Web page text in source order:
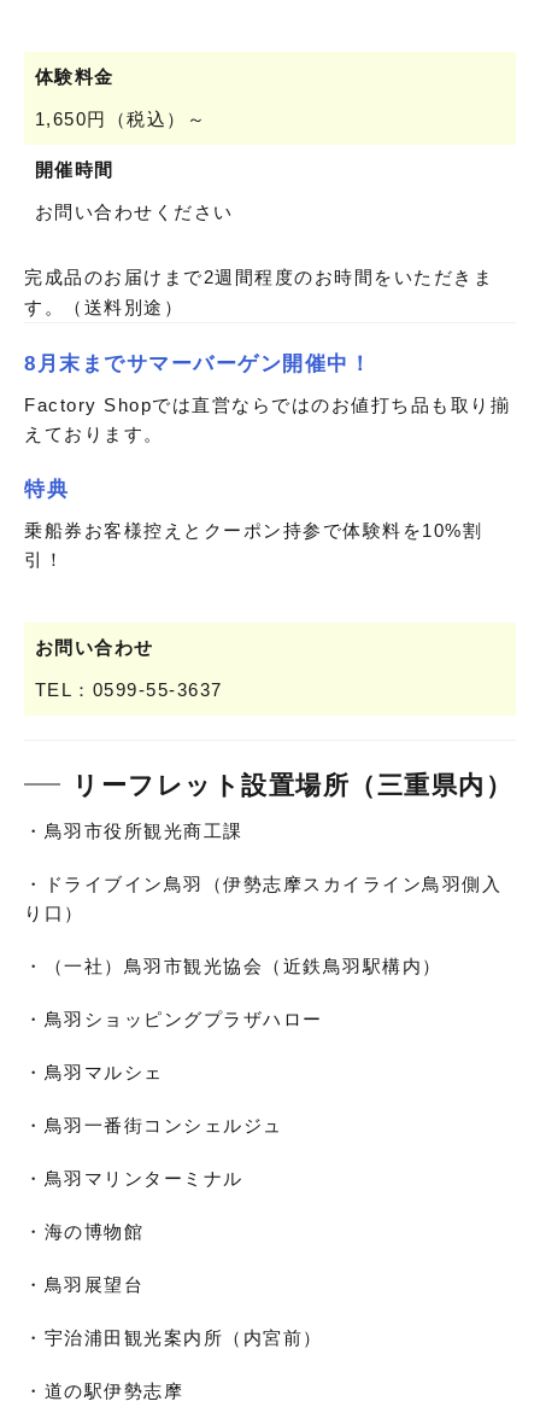
体験料金
1,650円（税込）～
開催時間
お問い合わせください
完成品のお届けまで2週間程度のお時間をいただきま
す。（送料別途）
8月末までサマーバーゲン開催中！
Factory Shopでは直営ならではのお値打ち品も取り揃
えております。
特典
乗船券お客様控えとクーポン持参で体験料を10%割
引！
お問い合わせ
TEL：0599-55-3637
リーフレット設置場所（三重県内）
・鳥羽市役所観光商工課
・ドライブイン鳥羽（伊勢志摩スカイライン鳥羽側入
り口）
・（一社）鳥羽市観光協会（近鉄鳥羽駅構内）
・鳥羽ショッピングプラザハロー
・鳥羽マルシェ
・鳥羽一番街コンシェルジュ
・鳥羽マリンターミナル
・海の博物館
・鳥羽展望台
・宇治浦田観光案内所（内宮前）
・道の駅伊勢志摩